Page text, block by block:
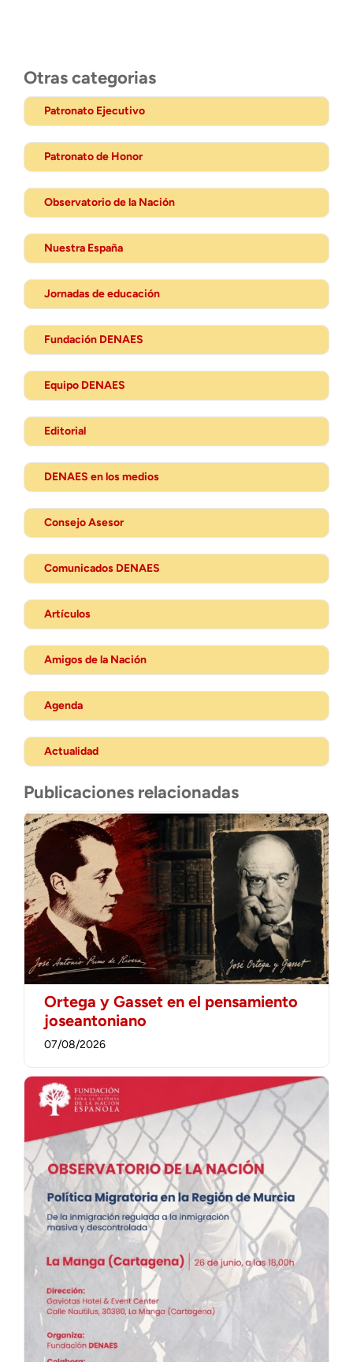
Otras categorias
Patronato Ejecutivo
Patronato de Honor
Observatorio de la Nación
Nuestra España
Jornadas de educación
Fundación DENAES
Equipo DENAES
Editorial
DENAES en los medios
Consejo Asesor
Comunicados DENAES
Artículos
Amigos de la Nación
Agenda
Actualidad
Publicaciones relacionadas
Ortega y Gasset en el pensamiento
joseantoniano
07/08/2026